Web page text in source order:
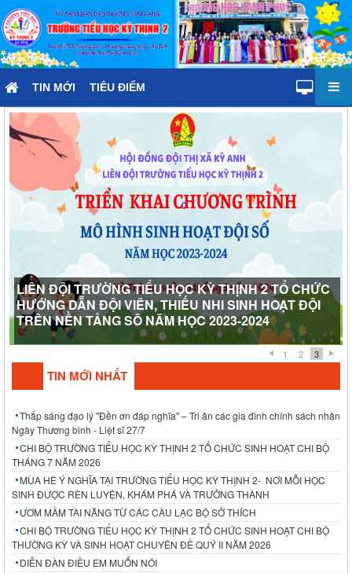
TIN MỚI TIÊU ĐIỂM
LIÊN ĐỘI TRƯỜNG TIỂU HỌC KỲ THỊNH 2 TỔ CHỨC
HƯỚNG DẪN ĐỘI VIÊN, THIẾU NHI SINH HOẠT ĐỘI
TRÊN NỀN TẢNG SÔ NĂM HỌC 2023-2024
1 2 3
TIN MỚI NHẤT
Thắp sáng đạo lý "Đền ơn đáp nghĩa" – Tri ân các gia đình chính sách nhân
Ngày Thương binh - Liệt sĩ 27/7
CHI BỘ TRƯỜNG TIỂU HỌC KỲ THỊNH 2 TỔ CHỨC SINH HOẠT CHI BỘ
THÁNG 7 NĂM 2026
MÙA HÈ Ý NGHĨA TẠI TRƯỜNG TIỂU HỌC KỲ THỊNH 2- NƠI MỖI HỌC
SINH ĐƯỢC RÈN LUYỆN, KHÁM PHÁ VÀ TRƯỞNG THÀNH
ƯƠM MẦM TÀI NĂNG TỪ CÁC CÂU LẠC BỘ SỞ THÍCH
CHI BỘ TRƯỜNG TIỂU HỌC KỲ THỊNH 2 TỔ CHỨC SINH HOẠT CHI BỘ
THƯỜNG KỲ VÀ SINH HOẠT CHUYÊN ĐỀ QUÝ II NĂM 2026
DIỄN ĐÀN ĐIỀU EM MUỐN NÓI